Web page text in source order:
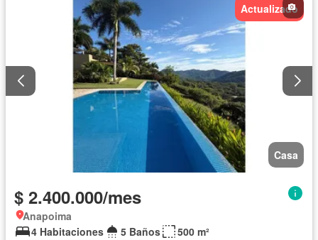
Actualizado
Casa
$ 2.400.000/mes
Anapoima
4 Habitaciones
5 Baños
500 m²